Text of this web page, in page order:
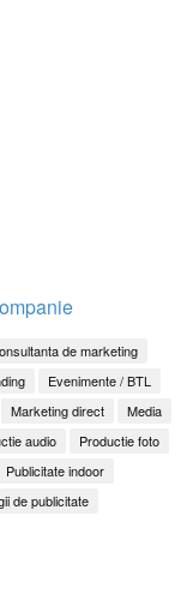
de marketing
Evenimente / BTL
Marketing direct
Media
audio
Productie foto
Publicitate indoor
de publicitate